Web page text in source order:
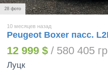
28 фото
10 месяцев назад
Peugeot Boxer пасс.
12 999 $ / 580 405
Луцк